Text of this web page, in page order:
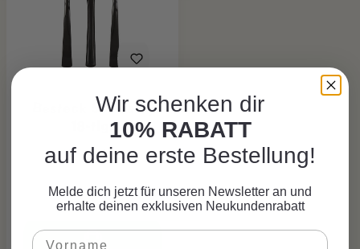
Besteck Schwarz,
18-tlg.
CHF 3.95*
Wir schenken dir
10% RABATT
auf deine erste Bestellung!
Melde dich jetzt für unseren Newsletter an und
erhalte deinen exklusiven Neukundenrabatt